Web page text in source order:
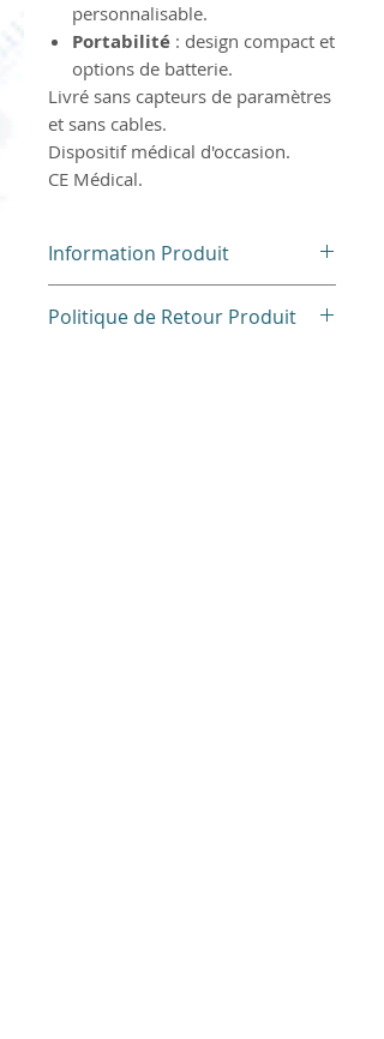
personnalisable.
Portabilité : design compact et
options de batterie.
Livré sans capteurs de paramètres
et sans cables.
Dispositif médical d'occasion.
CE Médical.
Information Produit
Politique de Retour Produit